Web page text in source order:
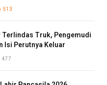
513
Terlindas Truk, Pengemudi
Isi Perutnya Keluar
477